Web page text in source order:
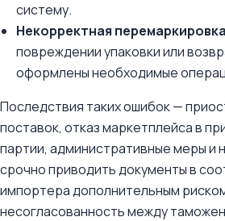
систему.
Некорректная
повреждении упаковки или
оформлены необходимые
Последствия таких ошибок —
поставок, отказ маркетплейса в
партии, административные меры и
срочно приводить документы в
импортера дополнительным
несогласованность между